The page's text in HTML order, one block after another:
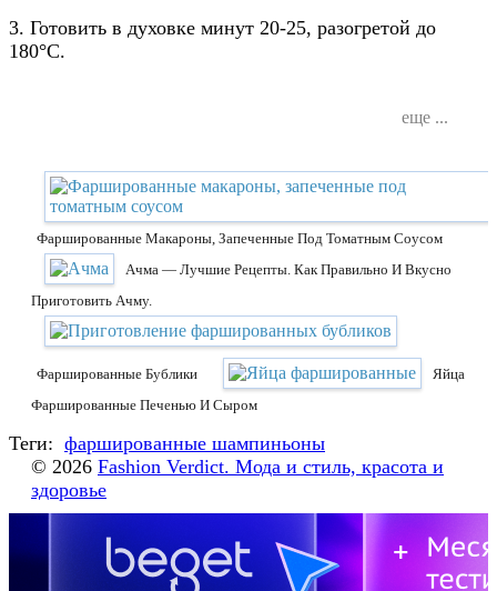
3. Готовить в духовке минут 20-25, разогретой до
180°C.
еще ...
Фаршированные Макароны, Запеченные Под Томатным Соусом
Ачма — Лучшие Рецепты. Как Правильно И Вкусно
Приготовить Ачму.
Фаршированные Бублики
Яйца
Фаршированные Печенью И Сыром
Теги: фаршированные шампиньоны
© 2026 Fashion Verdict. Мода и стиль, красота и
здоровье